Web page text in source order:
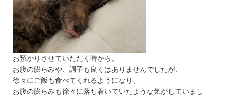
お預かりさせていただく時から、
お腹の膨らみや、調子も良くはありませんでしたが、
徐々にご飯も食べてくれるようになり、
お腹の膨らみも徐々に落ち着いていたような気がしていまし